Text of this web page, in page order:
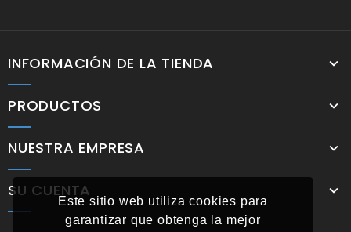
Este sitio web utiliza cookies para
garantizar que obtenga la mejor
INFORMACIÓN DE LA TIENDA
PRODUCTOS
NUESTRA EMPRESA
SU CUENTA